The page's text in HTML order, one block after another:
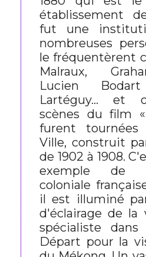
établissement
fut une
nombreuses
le fréquentèrent
Malraux,
Lucien
Lartéguy... et
scènes du film
furent tournées
Ville, construit
de 1902 à 1908.
exemple de
coloniale
il est illuminé
d'éclairage de la
spécialiste dans
Départ pour la